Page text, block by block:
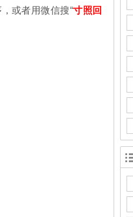
或者用微信搜“寸照回